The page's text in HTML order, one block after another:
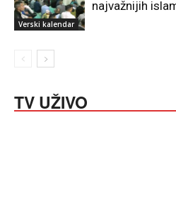
Verski kalendar
najvažnijih
TV UŽIVO